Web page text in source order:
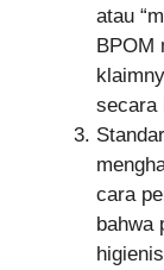
atau
BPOM
secara
cara
bahwa